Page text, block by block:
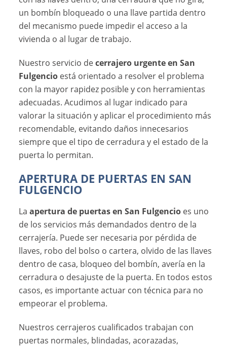
un bombín bloqueado o una llave partida dentro
del mecanismo puede impedir el acceso a la
vivienda o al lugar de trabajo.
Nuestro servicio decerrajero urgente en San
Fulgencio está orientado a resolver el problema
con la mayor rapidez posible y con herramientas
adecuadas. Acudimos al lugar indicado para
valorar la situación y aplicar el procedimiento más
recomendable, evitando daños innecesarios
siempre que el tipo de cerradura y el estado de la
puerta lo permitan.
APERTURA DE PUERTAS EN SAN
FULGENCIO
Laapertura de puertas en San Fulgencio es uno
de los servicios más demandados dentro de la
cerrajería. Puede ser necesaria por pérdida de
llaves, robo del bolso o cartera, olvido de las llaves
dentro de casa, bloqueo del bombín, avería en la
cerradura o desajuste de la puerta. En todos estos
casos, es importante actuar con técnica para no
empeorar el problema.
Nuestros cerrajeros cualificados trabajan con
puertas normales, blindadas, acorazadas,